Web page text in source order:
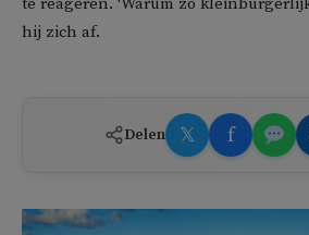
hij zich af.
Delen 𝕏 f